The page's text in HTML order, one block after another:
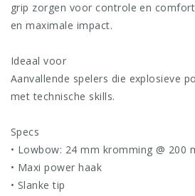
grip zorgen voor controle en
en maximale impact.
Ideaal voor
Aanvallende spelers die explosieve
met technische skills.
Specs
• Lowbow: 24 mm kromming @ 200
• Maxi power haak
• Slanke tip